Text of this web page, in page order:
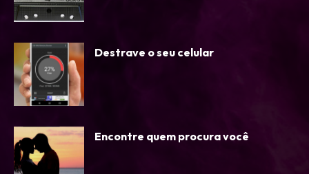
Destrave o seu celular
Encontre quem procura você